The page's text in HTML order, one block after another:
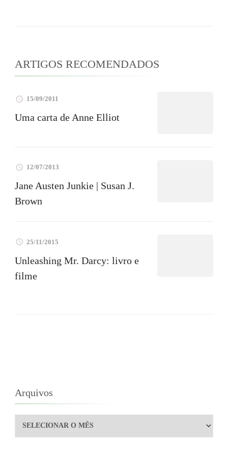
ARTIGOS RECOMENDADOS
15/09/2011
Uma carta de Anne Elliot
12/07/2013
Jane Austen Junkie | Susan J.
Brown
25/11/2015
Unleashing Mr. Darcy: livro e
filme
Arquivos
Arquivos